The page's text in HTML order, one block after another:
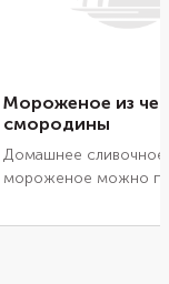
Мороженое из
смородины
Домашнее сливочное
мороженое можно
их с небольшим